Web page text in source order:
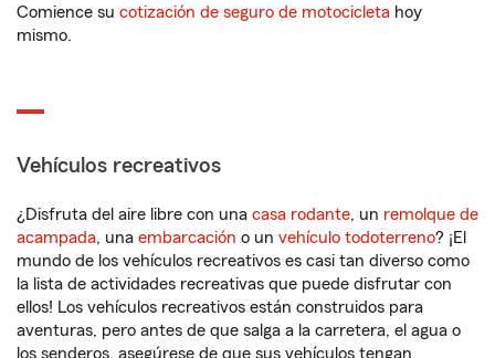
Comience su cotización de seguro de motocicleta hoy
mismo.
Vehículos recreativos
¿Disfruta del aire libre con una casa rodante, un remolque de
acampada, una embarcación o un vehículo todoterreno? ¡El
mundo de los vehículos recreativos es casi tan diverso como
la lista de actividades recreativas que puede disfrutar con
ellos! Los vehículos recreativos están construidos para
aventuras, pero antes de que salga a la carretera, el agua o
los senderos, asegúrese de que sus vehículos tengan